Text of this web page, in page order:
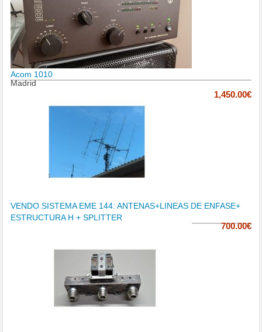
Acom 1010
Madrid
1,450.00€
VENDO SISTEMA EME 144: ANTENAS+LINEAS DE ENFASE+
ESTRUCTURA H + SPLITTER
700.00€